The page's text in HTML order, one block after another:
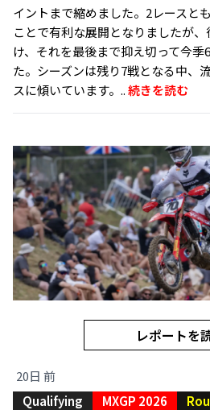
イントまで縮めました。2レースと
ことで有利な展開となりましたが
け、それを最後まで抑え切って今
た。シーズンは残り7戦となる中、
スに傾いています。..続きを読む
レポートを
20日 前
Qualifying
MXGP 2026